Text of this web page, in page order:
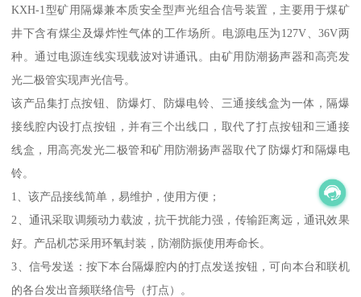
KXH-1型矿用隔爆兼本质安全型声光组合信号装置，主要用于煤矿
井下含有煤尘及爆炸性气体的工作场所。电源电压为127V、36V两
种。通过电源连线实现载波对讲通讯。由矿用防潮扬声器和高亮发
光二极管实现声光信号。
该产品集打点按钮、防爆灯、防爆电铃、三通接线盒为一体，隔爆
接线腔内设打点按钮，并有三个出线口，取代了打点按钮和三通接
线盒，用高亮发光二极管和矿用防潮扬声器取代了防爆灯和隔爆电
铃。
1、该产品接线简单，易维护，使用方便；
2、通讯采取调频动力载波，抗干扰能力强，传输距离远，通讯效果
好。产品机芯采用环氧封装，防潮防振使用寿命长。
3、信号发送：按下本台隔爆腔内的打点发送按钮，可向本台和联机
的各台发出音频联络信号（打点）。